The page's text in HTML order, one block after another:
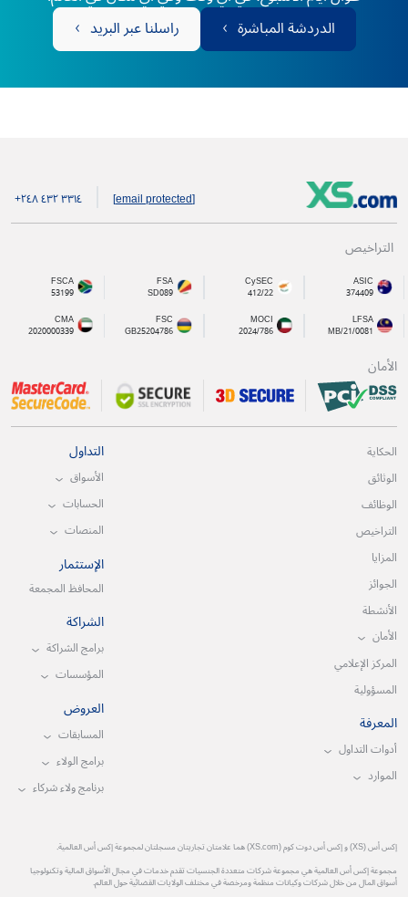
الدردشة المباشرة
راسلنا عبر البريد
[email protected] +۲٤۸ ٤۳۲ ۳۳۱٤
التراخيص
ASIC
374409
CySEC
412/22
FSA
SD089
FSCA
53199
LFSA
MB/21/0081
MOCI
2024/786
FSC
GB25204786
CMA
2020000339
الأمان
الحكاية
الوثائق
الوظائف
التراخيص
المزايا
الجوائز
الأنشطة
الأمان
المركز الإعلامي
المسؤولية
المعرفة
أدوات التداول
الموارد
التداول
الأسواق
الحسابات
المنصات
الإستثمار
المحافظ المجمعة
الشراكة
برامج الشراكة
المؤسسات
العروض
المسابقات
برامج الولاء
برنامج ولاء شركاء
إكس أس (XS) و إكس أس دوت كوم (XS.com) هما علامتان تجاريتان مسجلتان لمجموعة إكس أس العالمية.
مجموعة إكس أس العالمية هي مجموعة شركات متعددة الجنسيات تقدم خدمات في مجال الأسواق المالية وتكنولوجيا
أسواق المال من خلال شركات وكيانات منظمة ومرخصة في مختلف الولايات القضائية حول العالم.